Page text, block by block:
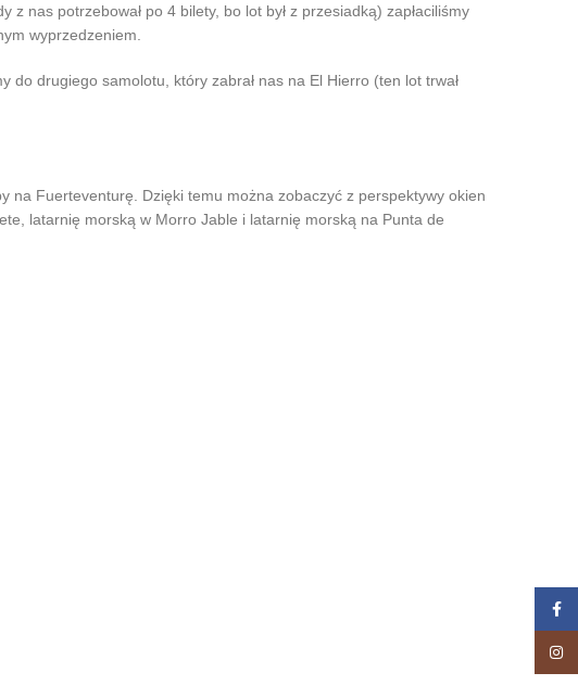
nas potrzebował po 4 bilety, bo lot był z przesiadką) zapłaciliśmy
wyprzedzeniem.
drugiego samolotu, który zabrał nas na El Hierro (ten lot trwał
na Fuerteventurę. Dzięki temu można zobaczyć z perspektywy okien
latarnię morską w Morro Jable i latarnię morską na Punta de